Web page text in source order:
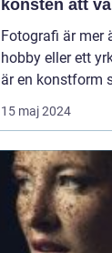
konsten att
fotograf
Fotografi är mer
hobby eller ett
är en konstform
möjliggör för oss
frysa ögonblick
och händelser
som inget annat
medium kan. En
fotograf har
15 maj 2024